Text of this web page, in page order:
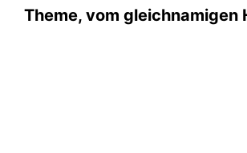
Theme, vom gleichnamigen